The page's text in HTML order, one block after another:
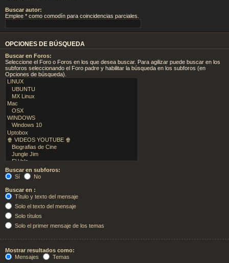
Buscar autor:
Emplee * como comodín para coincidencias parciales.
OPCIONES DE BÚSQUEDA
Buscar en Foros:
Seleccione el Foro o Foros en los que desea buscar. Para agilizar puede buscar en los
subforos seleccionando el Foro padre y habilitar la búsqueda en los subforos (en
Opciones de búsqueda).
Buscar en subforos:
Sí
No
Buscar en :
Título y texto del mensaje
Solo el texto del mensaje
Solo títulos
Solo el primer mensaje de los temas
Mostrar resultados como:
Mensajes
Temas